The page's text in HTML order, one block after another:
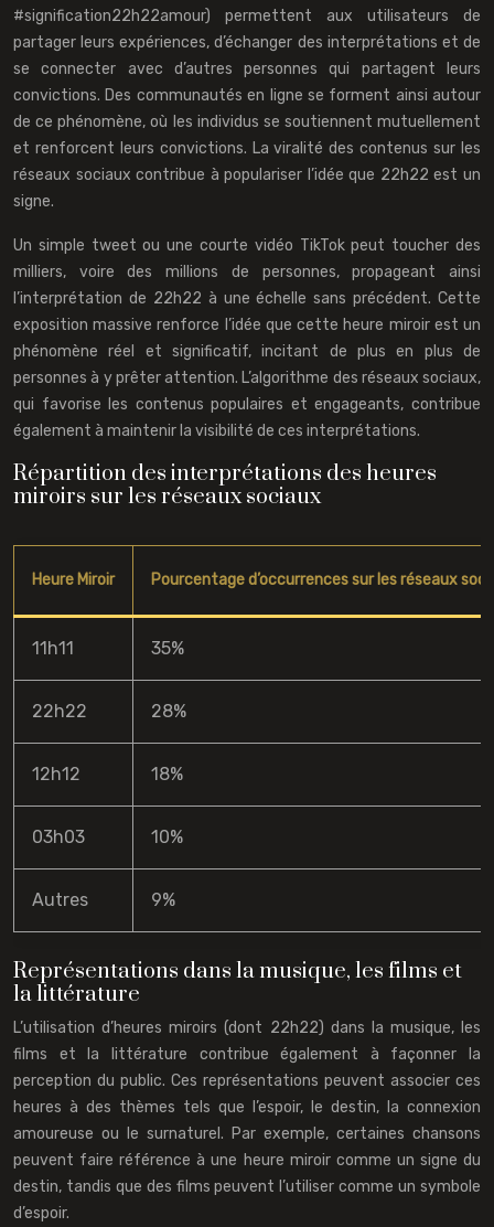
#signification22h22amour) permettent aux utilisateurs de
partager leurs expériences, d’échanger des interprétations et de
se connecter avec d’autres personnes qui partagent leurs
convictions. Des communautés en ligne se forment ainsi autour
de ce phénomène, où les individus se soutiennent mutuellement
et renforcent leurs convictions. La viralité des contenus sur les
réseaux sociaux contribue à populariser l’idée que 22h22 est un
signe.
Un simple tweet ou une courte vidéo TikTok peut toucher des
milliers, voire des millions de personnes, propageant ainsi
l’interprétation de 22h22 à une échelle sans précédent. Cette
exposition massive renforce l’idée que cette heure miroir est un
phénomène réel et significatif, incitant de plus en plus de
personnes à y prêter attention. L’algorithme des réseaux sociaux,
qui favorise les contenus populaires et engageants, contribue
également à maintenir la visibilité de ces interprétations.
Répartition des interprétations des heures
miroirs sur les réseaux sociaux
Heure Miroir Pourcentage d’occurrences sur les réseaux
11h11 35%
22h22 28%
12h12 18%
03h03 10%
Autres 9%
Représentations dans la musique, les films et
la littérature
L’utilisation d’heures miroirs (dont 22h22) dans la musique, les
films et la littérature contribue également à façonner la
perception du public. Ces représentations peuvent associer ces
heures à des thèmes tels que l’espoir, le destin, la connexion
amoureuse ou le surnaturel. Par exemple, certaines chansons
peuvent faire référence à une heure miroir comme un signe du
destin, tandis que des films peuvent l’utiliser comme un symbole
d’espoir.